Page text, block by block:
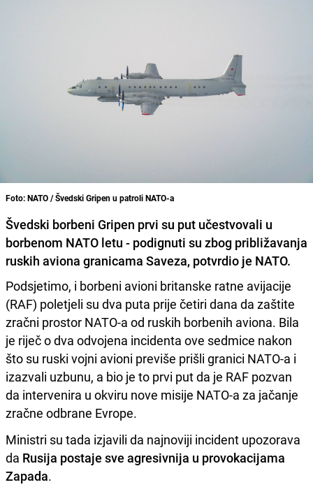
Foto: NATO / Švedski Gripen u patroli NATO-a
Švedski borbeni Gripen prvi su put učestvovali u
borbenom NATO letu - podignuti su zbog približavanja
ruskih aviona granicama Saveza, potvrdio je NATO.
Podsjetimo, i borbeni avioni britanske ratne avijacije
(RAF) poletjeli su dva puta prije četiri dana da zaštite
zračni prostor NATO-a od ruskih borbenih aviona. Bila
je riječ o dva odvojena incidenta ove sedmice nakon
što su ruski vojni avioni previše prišli granici NATO-a i
izazvali uzbunu, a bio je to prvi put da je RAF pozvan
da intervenira u okviru nove misije NATO-a za jačanje
zračne odbrane Evrope.
Ministri su tada izjavili da najnoviji incident upozorava
da Rusija postaje sve agresivnija u provokacijama
Zapada.